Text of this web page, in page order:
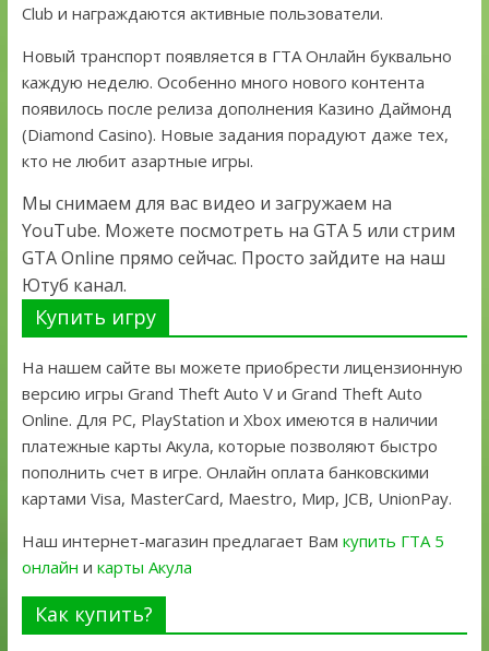
Club и награждаются активные пользователи.
Новый транспорт появляется в ГТА Онлайн буквально
каждую неделю. Особенно много нового контента
появилось после релиза дополнения Казино Даймонд
(Diamond Casino). Новые задания порадуют даже тех,
кто не любит азартные игры.
Мы снимаем для вас видео и загружаем на
YouTube. Можете посмотреть на GTA 5 или стрим
GTA Online прямо сейчас. Просто зайдите на наш
Ютуб канал.
Купить игру
На нашем сайте вы можете приобрести лицензионную
версию игры Grand Theft Auto V и Grand Theft Auto
Online. Для PC, PlayStation и Xbox имеются в наличии
платежные карты Акула, которые позволяют быстро
пополнить счет в игре. Онлайн оплата банковскими
картами Visa, MasterCard, Maestro, Мир, JCB, UnionPay.
Наш интернет-магазин предлагает Вам купить ГТА 5
онлайн и карты Акула
Как купить?